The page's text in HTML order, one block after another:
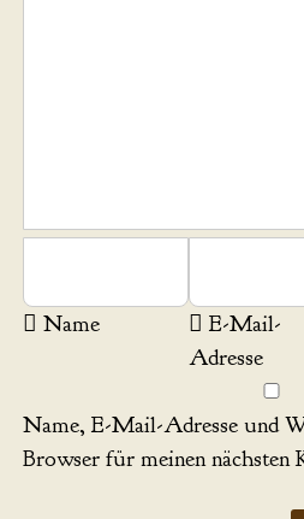
Name
E-Mail-
Adresse
Name, E-Mail-Adresse und
Browser für meinen nächsten